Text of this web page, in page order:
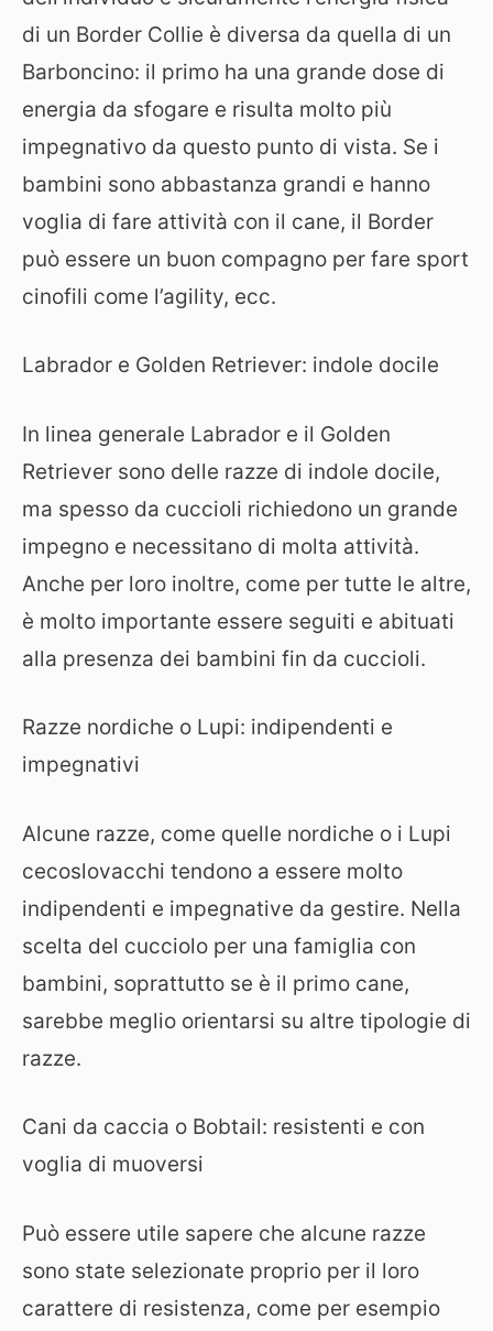
di un Border Collie è diversa da quella di un
Barboncino: il primo ha una grande dose di
energia da sfogare e risulta molto più
impegnativo da questo punto di vista. Se i
bambini sono abbastanza grandi e hanno
voglia di fare attività con il cane, il Border
può essere un buon compagno per fare sport
cinofili come l’agility, ecc.
Labrador e Golden Retriever: indole docile
In linea generale Labrador e il Golden
Retriever sono delle razze di indole docile,
ma spesso da cuccioli richiedono un grande
impegno e necessitano di molta attività.
Anche per loro inoltre, come per tutte le altre,
è molto importante essere seguiti e abituati
alla presenza dei bambini fin da cuccioli.
Razze nordiche o Lupi: indipendenti e
impegnativi
Alcune razze, come quelle nordiche o i Lupi
cecoslovacchi tendono a essere molto
indipendenti e impegnative da gestire. Nella
scelta del cucciolo per una famiglia con
bambini, soprattutto se è il primo cane,
sarebbe meglio orientarsi su altre tipologie di
razze.
Cani da caccia o Bobtail: resistenti e con
voglia di muoversi
Può essere utile sapere che alcune razze
sono state selezionate proprio per il loro
carattere di resistenza, come per esempio